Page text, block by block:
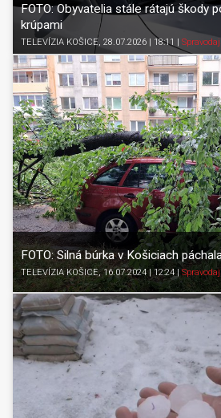
FOTO: Obyvatelia stále rátajú škody
krúpami
TELEVÍZIA KOŠICE, 28.07.2026 | 18:11 |
FOTO: Silná búrka v Košiciach
TELEVÍZIA KOŠICE, 16.07.2024 | 12:24|